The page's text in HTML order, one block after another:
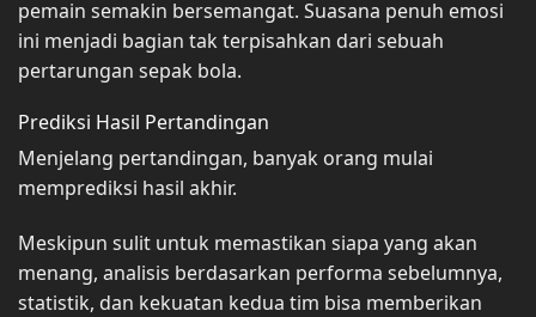
pemain semakin bersemangat. Suasana penuh emosi
ini menjadi bagian tak terpisahkan dari sebuah
pertarungan sepak bola.
Prediksi Hasil Pertandingan
Menjelang pertandingan, banyak orang mulai
memprediksi hasil akhir.
Meskipun sulit untuk memastikan siapa yang akan
menang, analisis berdasarkan performa sebelumnya,
statistik, dan kekuatan kedua tim bisa memberikan